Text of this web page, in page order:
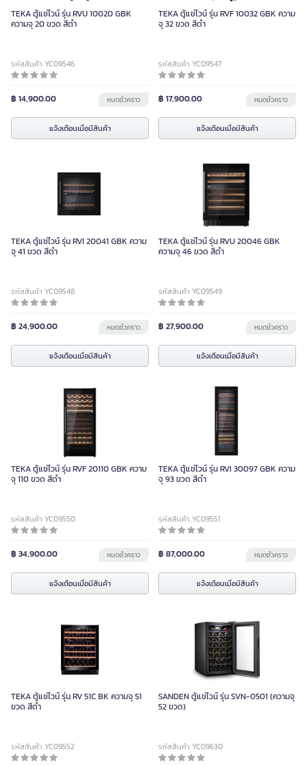
TEKA ตู้แช่ไวน์ รุ่น RVU 10020 GBK
ความจุ 20 ขวด สีดำ
รหัสสินค้า YC09546
฿ 14,900.00 หมดชั่วคราว
แจ้งเตือนเมื่อมีสินค้า
TEKA ตู้แช่ไวน์ รุ่น RVF 10032 GBK ความ
จุ 32 ขวด สีดำ
รหัสสินค้า YC09547
฿ 17,900.00 หมดชั่วคราว
แจ้งเตือนเมื่อมีสินค้า
TEKA ตู้แช่ไวน์ รุ่น RVI 20041 GBK ความ
จุ 41 ขวด สีดำ
รหัสสินค้า YC09548
฿ 24,900.00 หมดชั่วคราว
แจ้งเตือนเมื่อมีสินค้า
TEKA ตู้แช่ไวน์ รุ่น RVU 20046 GBK
ความจุ 46 ขวด สีดำ
รหัสสินค้า YC09549
฿ 27,900.00 หมดชั่วคราว
แจ้งเตือนเมื่อมีสินค้า
TEKA ตู้แช่ไวน์ รุ่น RVF 20110 GBK ความ
จุ 110 ขวด สีดำ
รหัสสินค้า YC09550
฿ 34,900.00 หมดชั่วคราว
แจ้งเตือนเมื่อมีสินค้า
TEKA ตู้แช่ไวน์ รุ่น RVI 30097 GBK ความ
จุ 93 ขวด สีดำ
รหัสสินค้า YC09551
฿ 87,000.00 หมดชั่วคราว
แจ้งเตือนเมื่อมีสินค้า
TEKA ตู้แช่ไวน์ รุ่น RV 51C BK ความจุ 51
ขวด สีดำ
รหัสสินค้า YC09552
SANDEN ตู้แช่ไวน์ รุ่น SVN-0501 (ความจุ
52 ขวด)
รหัสสินค้า YC09630